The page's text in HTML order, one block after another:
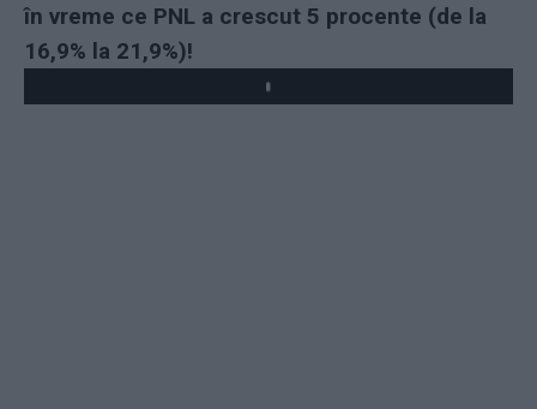
în vreme ce PNL a crescut 5 procente (de la
16,9% la 21,9%)!
Play